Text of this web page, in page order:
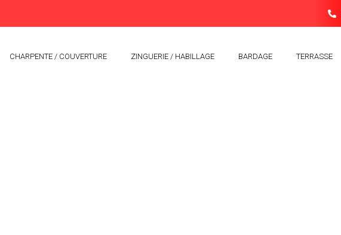
CHARPENTE / COUVERTURE ZINGUERIE / HABILLAGE BARDAGE TERRASSE